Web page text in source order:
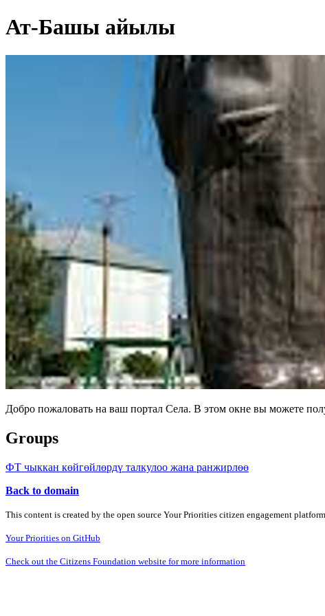
Ат-Башы айылы
Добро пожаловать на ваш портал Села. В этом окне вы можете
Groups
ФТ чыккан көйгөйлөрдү талкулоо жана ранжирлөө
Back to domain
This content is created by the open source Your Priorities citizen engagement
Your Priorities on GitHub
Check out the Citizens Foundation website for more information